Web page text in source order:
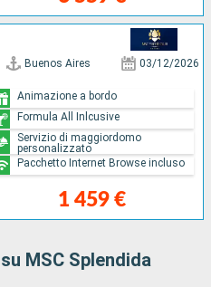
Buenos Aires 03/12/2026
1 459 €
Animazione a bordo
Formula All Inlcusive
Servizio di maggiordomo
personalizzato
Pacchetto Internet Browse incluso
MSC Splendida